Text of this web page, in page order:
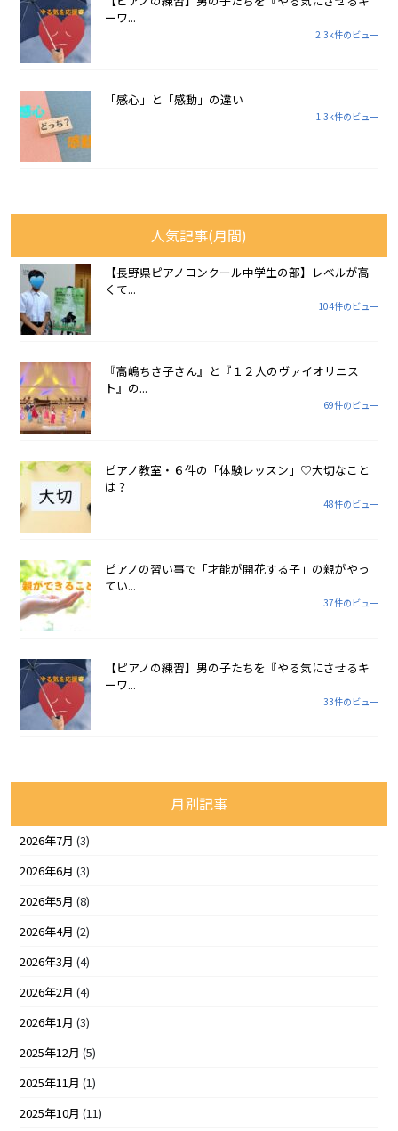
ーワ...
2.3k件のビュー
「感心」と「感動」の違い
1.3k件のビュー
人気記事(月間)
【長野県ピアノコンクール中学生の部】レベルが高
くて...
104件のビュー
『高嶋ちさ子さん』と『１２人のヴァイオリニス
ト』の...
69件のビュー
ピアノ教室・６件の「体験レッスン」♡大切なこと
は？
48件のビュー
ピアノの習い事で「才能が開花する子」の親がやっ
てい...
37件のビュー
【ピアノの練習】男の子たちを『やる気にさせるキ
ーワ...
33件のビュー
月別記事
2026年7月 (3)
2026年6月 (3)
2026年5月 (8)
2026年4月 (2)
2026年3月 (4)
2026年2月 (4)
2026年1月 (3)
2025年12月 (5)
2025年11月 (1)
2025年10月 (11)